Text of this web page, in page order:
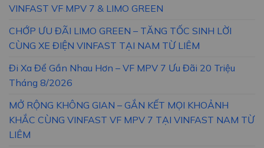
VINFAST VF MPV 7 & LIMO GREEN
CHỚP ƯU ĐÃI LIMO GREEN – TĂNG TỐC SINH LỜI
CÙNG XE ĐIỆN VINFAST TẠI NAM TỪ LIÊM
Đi Xa Để Gần Nhau Hơn – VF MPV 7 Ưu Đãi 20 Triệu
Tháng 8/2026
MỞ RỘNG KHÔNG GIAN – GẮN KẾT MỌI KHOẢNH
KHẮC CÙNG VINFAST VF MPV 7 TẠI VINFAST NAM TỪ
LIÊM